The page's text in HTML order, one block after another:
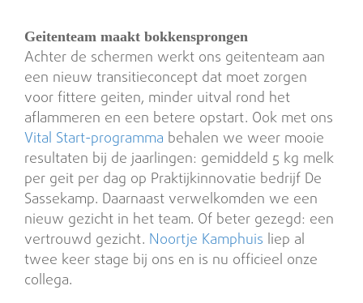
Geitenteam maakt bokkensprongen
Achter de schermen werkt ons geitenteam aan
een nieuw transitieconcept dat moet zorgen
voor fittere geiten, minder uitval rond het
aflammeren en een betere opstart. Ook met ons
Vital Start-programma behalen we weer mooie
resultaten bij de jaarlingen: gemiddeld 5 kg melk
per geit per dag op Praktijkinnovatie bedrijf De
Sassekamp. Daarnaast verwelkomden we een
nieuw gezicht in het team. Of beter gezegd: een
vertrouwd gezicht. Noortje Kamphuis liep al
twee keer stage bij ons en is nu officieel onze
collega.